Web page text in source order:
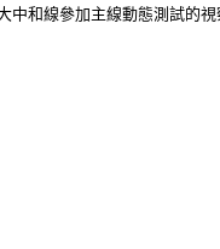
中和線參加主線動態測試的